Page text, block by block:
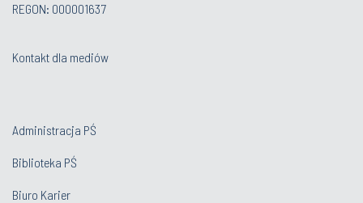
REGON: 000001637
Kontakt dla mediów
Administracja PŚ
Biblioteka PŚ
Biuro Karier